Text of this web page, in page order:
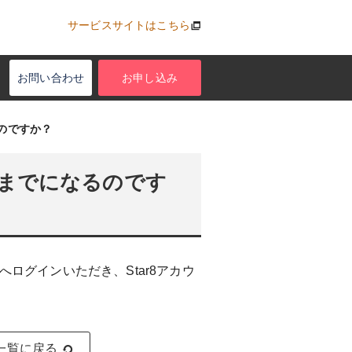
サービスサイトはこちら
お問い合わせ お申し込み
ですか？
でになるのです
ログインいただき、Star8アカウ
覧に戻る